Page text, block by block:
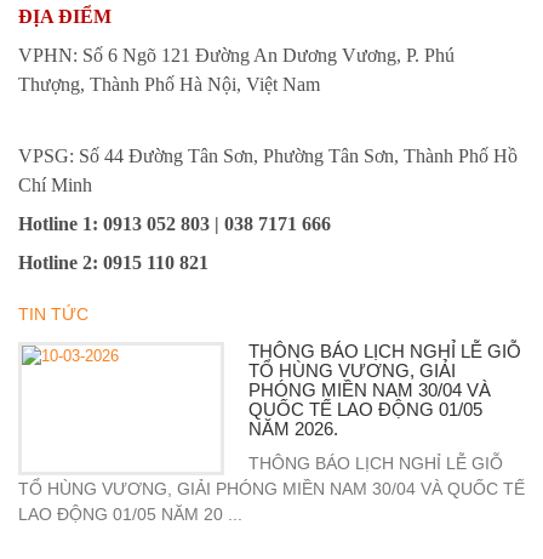
ĐỊA ĐIỂM
VPHN: Số 6 Ngõ 121 Đường An Dương Vương, P. Phú
Thượng, Thành Phố Hà Nội, Việt Nam
VPSG: Số 44 Đường Tân Sơn, Phường Tân Sơn, Thành Phố Hồ
Chí Minh
Hotline 1: 0913 052 803 | 038 7171 666
Hotline 2: 0915 110 821
TIN TỨC
THÔNG BÁO LỊCH NGHỈ LỄ GIỖ
TỔ HÙNG VƯƠNG, GIẢI
PHÓNG MIỀN NAM 30/04 VÀ
QUỐC TẾ LAO ĐỘNG 01/05
NĂM 2026.
THÔNG BÁO LỊCH NGHỈ LỄ GIỖ
TỔ HÙNG VƯƠNG, GIẢI PHÓNG MIỀN NAM 30/04 VÀ QUỐC TẾ
LAO ĐỘNG 01/05 NĂM 20 ...